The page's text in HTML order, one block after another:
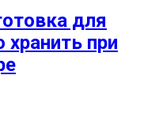
для
при